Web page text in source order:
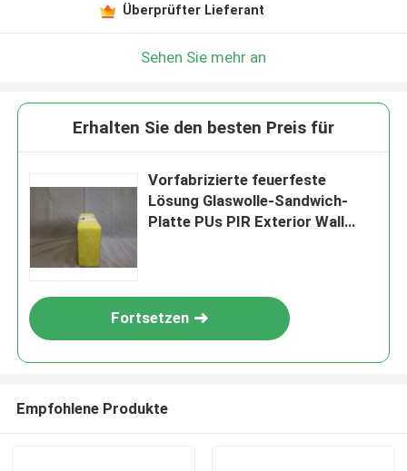
Überprüfter Lieferant
Sehen Sie mehr an
Erhalten Sie den besten Preis für
Vorfabrizierte feuerfeste
Lösung Glaswolle-Sandwich-
Platte PUs PIR Exterior Wall
Fortsetzen
Empfohlene Produkte